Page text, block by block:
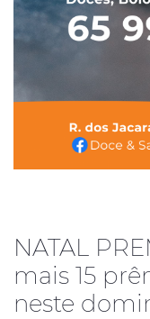
NATAL
mais 15
neste